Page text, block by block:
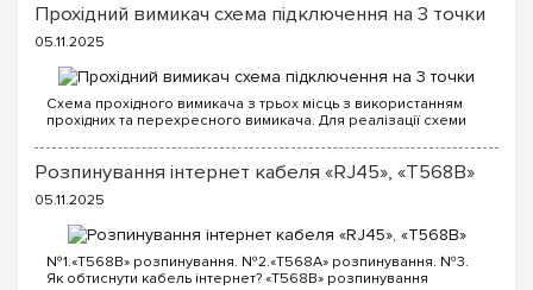
Прохідний вимикач схема підключення на 3 точки
05.11.2025
Схема прохідного вимикача з трьох місць з використанням
прохідних та перехресного вимикача. Для реалізації схеми
вимикачі: Два од...
Розпинування інтернет кабеля «RJ45», «T568B»
05.11.2025
№1.«T568B» розпинування. №2.«T568A» розпинування. №3.
Як обтиснути кабель інтернет? «T568B» розпинування